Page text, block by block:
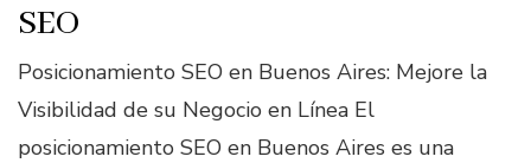
SEO
Posicionamiento SEO en Buenos Aires: Mejore la
Visibilidad de su Negocio en Línea El
posicionamiento SEO en Buenos Aires es una